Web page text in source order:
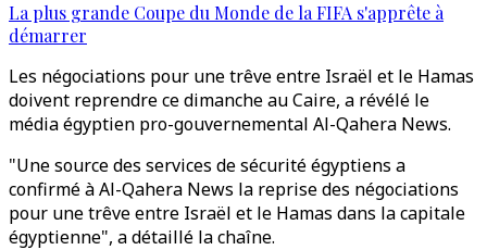
La plus grande Coupe du Monde de la FIFA s'apprête à
démarrer
Les négociations pour une trêve entre Israël et le Hamas
doivent reprendre ce dimanche au Caire, a révélé le
média égyptien pro-gouvernemental Al-Qahera News.
"Une source des services de sécurité égyptiens a
confirmé à Al-Qahera News la reprise des négociations
pour une trêve entre Israël et le Hamas dans la capitale
égyptienne", a détaillé la chaîne.